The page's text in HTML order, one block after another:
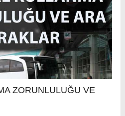
ZORUNLULUĞU VE